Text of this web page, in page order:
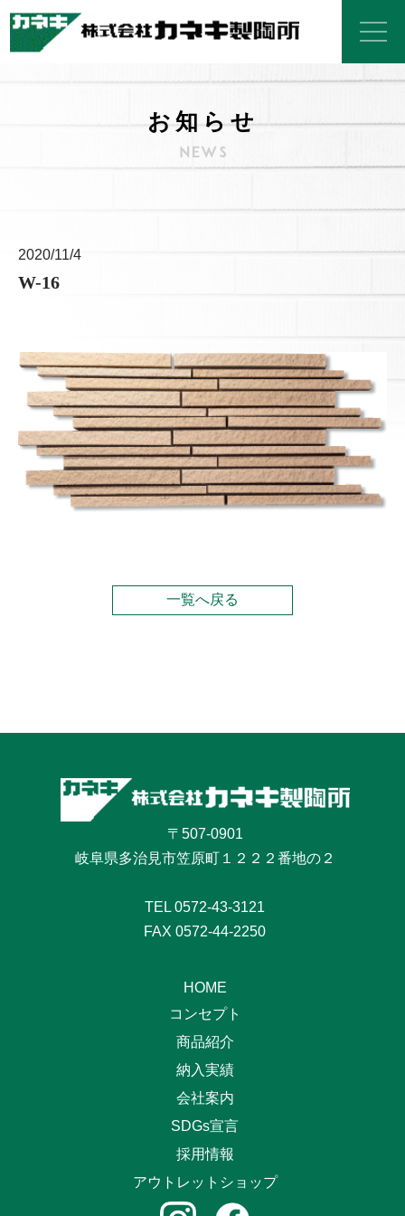
お知らせ
2020/11/4
W-16
一覧へ戻る
〒507-0901
岐阜県多治見市笠原町１２２２番地の２
TEL 0572-43-3121
FAX 0572-44-2250
HOME
コンセプト
商品紹介
納入実績
会社案内
SDGs宣言
採用情報
アウトレットショップ